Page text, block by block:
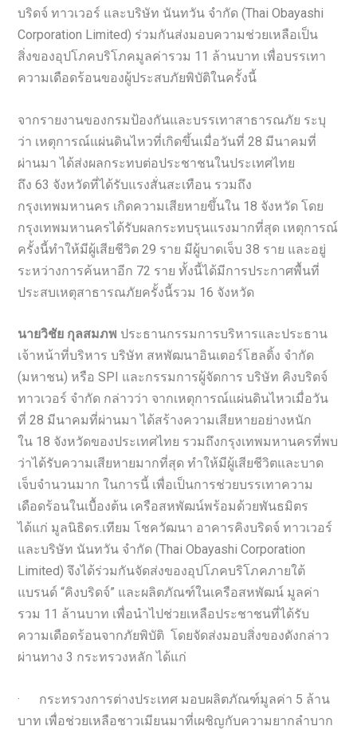
บริดจ์ ทาวเวอร์ และบริษัท นันทวัน จำกัด (Thai Obayashi
Corporation Limited) ร่วมกันส่งมอบความช่วยเหลือเป็น
สิ่งของอุปโภคบริโภคมูลค่ารวม 11 ล้านบาท เพื่อบรรเทา
ความเดือดร้อนของผู้ประสบภัยพิบัติในครั้งนี้
จากรายงานของกรมป้องกันและบรรเทาสาธารณภัย ระบุ
ว่า เหตุการณ์แผ่นดินไหวที่เกิดขึ้นเมื่อวันที่ 28 มีนาคมที่
ผ่านมา ได้ส่งผลกระทบต่อประชาชนในประเทศไทย
ถึง 63 จังหวัดที่ได้รับแรงสั่นสะเทือน รวมถึง
กรุงเทพมหานคร เกิดความเสียหายขึ้นใน 18 จังหวัด โดย
กรุงเทพมหานครได้รับผลกระทบรุนแรงมากที่สุด เหตุการณ์
ครั้งนี้ทำให้มีผู้เสียชีวิต 29 ราย มีผู้บาดเจ็บ 38 ราย และอยู่
ระหว่างการค้นหาอีก 72 ราย ทั้งนี้ได้มีการประกาศพื้นที่
ประสบเหตุสาธารณภัยครั้งนี้รวม 16 จังหวัด
นายวิชัย กุลสมภพ ประธานกรรมการบริหารและประธาน
เจ้าหน้าที่บริหาร บริษัท สหพัฒนาอินเตอร์โฮลดิ้ง จำกัด
(มหาชน) หรือ SPI และกรรมการผู้จัดการ บริษัท คิงบริดจ์
ทาวเวอร์ จำกัด กล่าวว่า จากเหตุการณ์แผ่นดินไหวเมื่อวัน
ที่ 28 มีนาคมที่ผ่านมา ได้สร้างความเสียหายอย่างหนัก
ใน 18 จังหวัดของประเทศไทย รวมถึงกรุงเทพมหานครที่พบ
ว่าได้รับความเสียหายมากที่สุด ทำให้มีผู้เสียชีวิตและบาด
เจ็บจำนวนมาก ในการนี้ เพื่อเป็นการช่วยบรรเทาความ
เดือดร้อนในเบื้องต้น เครือสหพัฒน์พร้อมด้วยพันธมิตร
ได้แก่ มูลนิธิดร.เทียม โชควัฒนา อาคารคิงบริดจ์ ทาวเวอร์
และบริษัท นันทวัน จำกัด (Thai Obayashi Corporation
Limited) จึงได้ร่วมกันจัดส่งของอุปโภคบริโภคภายใต้
แบรนด์ “คิงบริดจ์” และผลิตภัณฑ์ในเครือสหพัฒน์ มูลค่า
รวม 11 ล้านบาท เพื่อนำไปช่วยเหลือประชาชนที่ได้รับ
ความเดือดร้อนจากภัยพิบัติ โดยจัดส่งมอบสิ่งของดังกล่าว
ผ่านทาง 3 กระทรวงหลัก ได้แก่
· กระทรวงการต่างประเทศ มอบผลิตภัณฑ์มูลค่า 5 ล้าน
บาท เพื่อช่วยเหลือชาวเมียนมาที่เผชิญกับความยากลำบาก